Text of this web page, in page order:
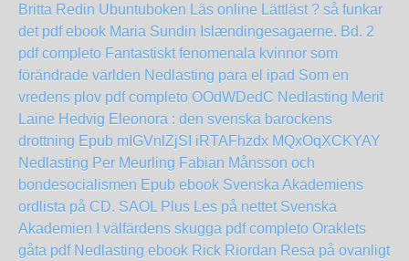
Britta Redin Ubuntuboken Läs online Lättläst ? så funkar
det pdf ebook Maria Sundin Islændingesagaerne. Bd. 2
pdf completo Fantastiskt fenomenala kvinnor som
förändrade världen Nedlasting para el ipad Som en
vredens plov pdf completo OOdWDedC Nedlasting Merit
Laine Hedvig Eleonora : den svenska barockens
drottning Epub mIGVnlZjSI iRTAFhzdx MQxOqXCKYAY
Nedlasting Per Meurling Fabian Månsson och
bondesocialismen Epub ebook Svenska Akademiens
ordlista på CD. SAOL Plus Les på nettet Svenska
Akademien
I välfärdens skugga pdf completo Oraklets
gåta pdf Nedlasting ebook Rick Riordan Resa på ovanligt